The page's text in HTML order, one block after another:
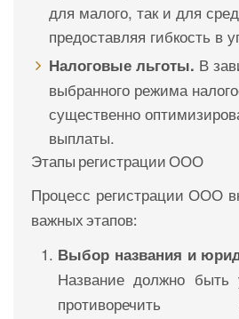
для малого, так и для
предоставляя гибкость в
Налоговые льготы. В
выбранного режима
существенно
выплаты.
Этапы регистрации ООО
Процесс регистрации ООО
важных этапов:
Выбор названия и
Название должно
противоречить